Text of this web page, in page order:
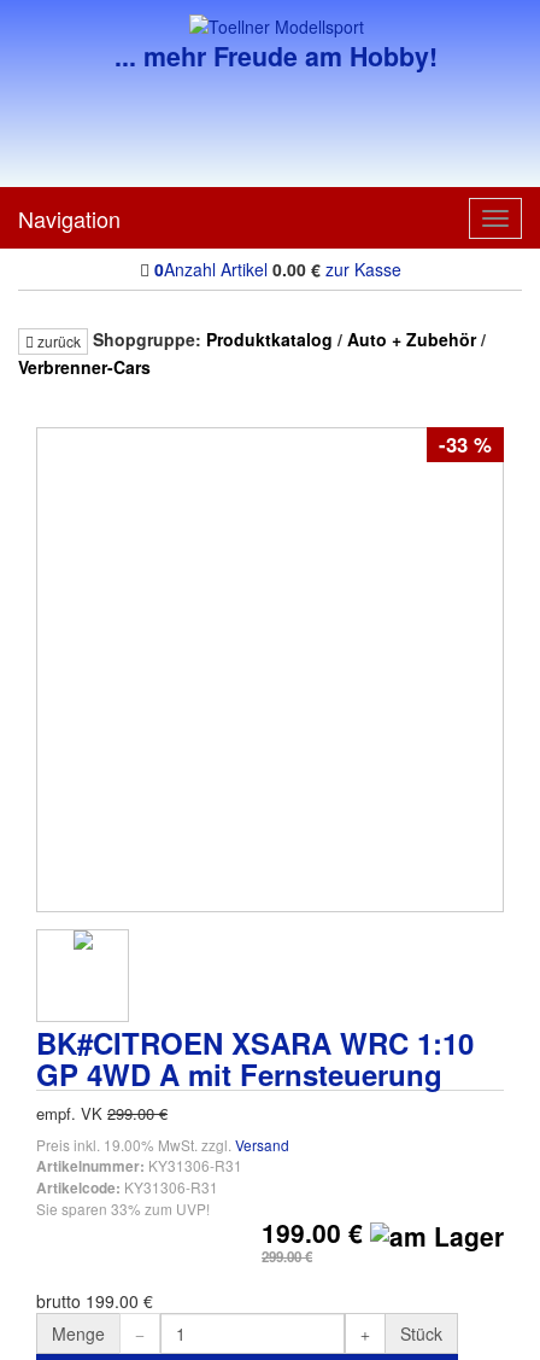
... mehr Freude am Hobby!
Navigation
0Anzahl Artikel 0.00€ zur Kasse
zurück Shopgruppe: Produktkatalog / Auto + Zubehör/
Verbrenner-Cars
-33 %
BK#CITROEN XSARA WRC 1:10
GP 4WD A mit Fernsteuerung
empf. VK 299.00 €
Preis inkl. 19.00% MwSt. zzgl. Versand
Artikelnummer: KY31306-R31
Artikelcode: KY31306-R31
Sie sparen 33% zum UVP!
199.00 €
299.00 €
brutto 199.00 €
Menge
Stück